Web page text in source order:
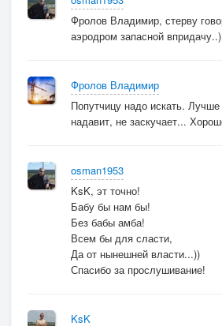
Фролов Владимир, стерву
аэродром запасной впридачу..)
Фролов Владимир
Попутчицу надо искать. Лучше
надавит, не заскучает...
osman1953
KsK, эт точно!
Бабу бы нам бы!
Без бабы амба!
Всем бы для сласти,
Да от нынешней власти...))
Спасибо за прослушивание!
KsK